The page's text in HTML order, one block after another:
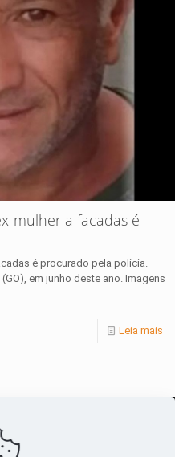
mulher a facadas é
é procurado pela polícia.
em junho deste ano. Imagens
Leia mais